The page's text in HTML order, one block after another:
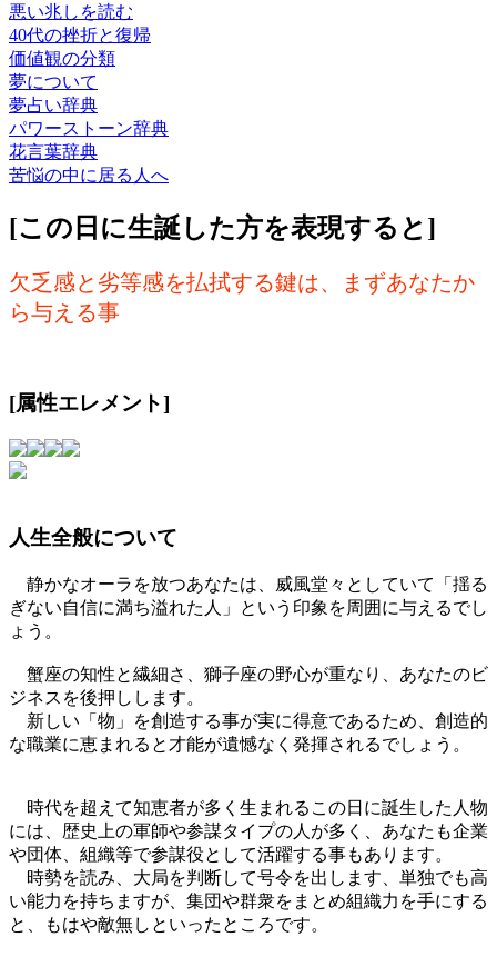
悪い兆しを読む
40代の挫折と復帰
価値観の分類
夢について
夢占い辞典
パワーストーン辞典
花言葉辞典
苦悩の中に居る人へ
[この日に生誕した方を表現すると]
欠乏感と劣等感を払拭する鍵は、まずあなたか
ら与える事
[属性エレメント]
人生全般について
静かなオーラを放つあなたは、威風堂々としていて「揺る
ぎない自信に満ち溢れた人」という印象を周囲に与えるでし
ょう。
蟹座の知性と繊細さ、獅子座の野心が重なり、あなたのビ
ジネスを後押しします。
新しい「物」を創造する事が実に得意であるため、創造的
な職業に恵まれると才能が遺憾なく発揮されるでしょう。
時代を超えて知恵者が多く生まれるこの日に誕生した人物
には、歴史上の軍師や参謀タイプの人が多く、あなたも企業
や団体、組織等で参謀役として活躍する事もあります。
時勢を読み、大局を判断して号令を出します、単独でも高
い能力を持ちますが、集団や群衆をまとめ組織力を手にする
と、もはや敵無しといったところです。